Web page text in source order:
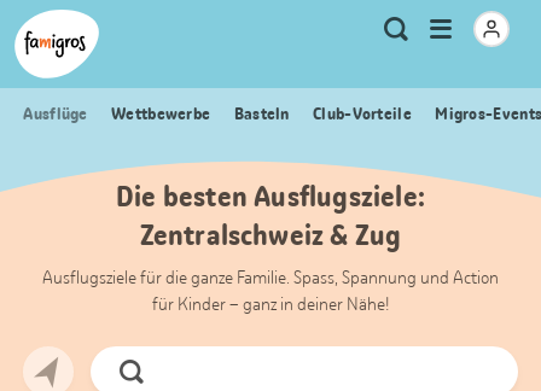
Sprungmarken
Navigation
Header
Logo
Meta
Navigation
Suche
Menu
öffnen
Ausflüge Wettbewerbe Basteln Club-Vorteile Migros-
Die besten Ausflugsziele:
Zentralschweiz & Zug
Ausflugsziele für die ganze Familie. Spass, Spannung und Action
für Kinder – ganz in deiner Nähe!
Jetzt